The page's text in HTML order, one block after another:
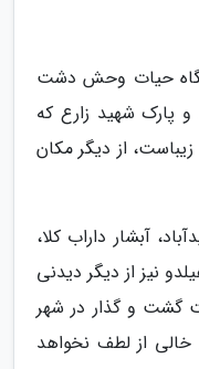
حیات وحش دشت
پارک شهید زارع که
از دیگر مکان
آبشار داراب کلا،
نیز از دیگر دیدنی
گشت و گذار در شهر
خالی از لطف نخواهد